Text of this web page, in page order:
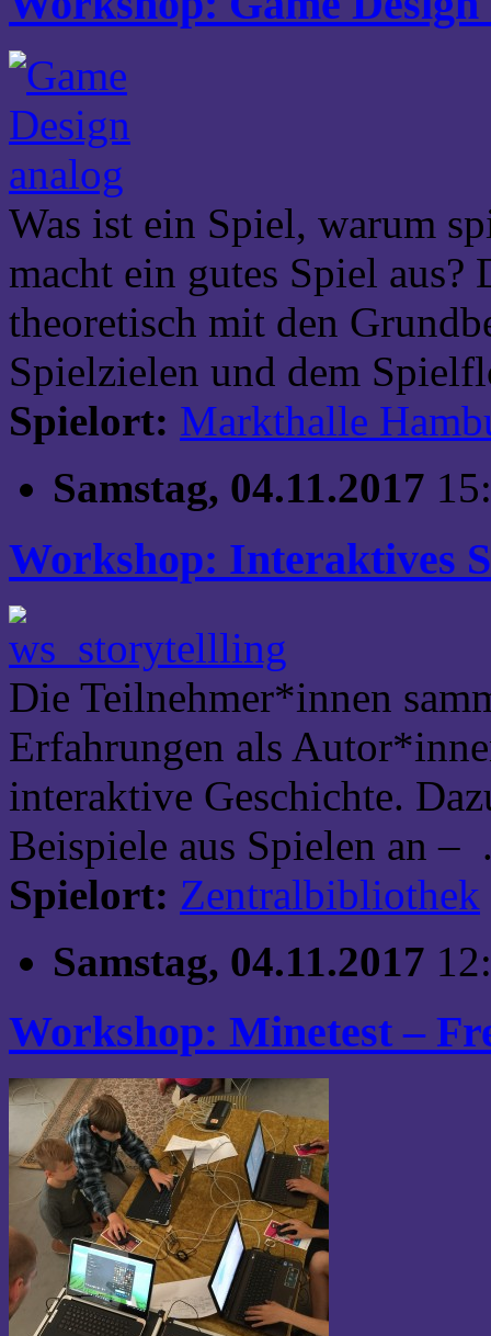
Was ist ein Spiel, warum
macht ein gutes Spiel aus?
theoretisch mit den
Spielzielen und dem
Spielort: Markthalle
Samstag, 04.11.2017
Workshop: Interaktives
Die Teilnehmer*innen
Erfahrungen als
interaktive Geschichte.
Beispiele aus Spielen an –
Spielort: Zentralbibliothek
Samstag, 04.11.2017
Workshop: Minetest –